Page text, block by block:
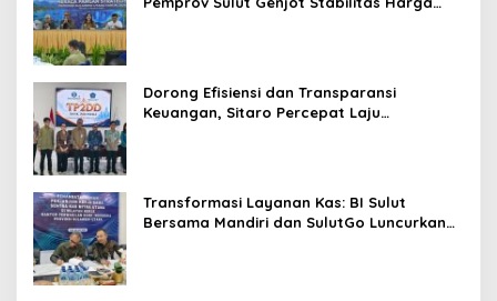
Dorong Efisiensi dan Transparansi
Keuangan, Sitaro Percepat Laju
Transformasi Layanan Kas: BI Sulut
Bersama Mandiri dan SulutGo Luncurkan